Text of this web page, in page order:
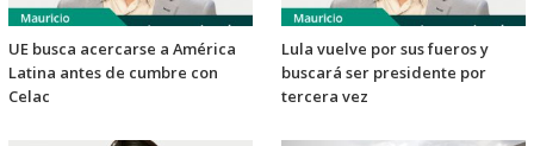
UE busca acercarse a América
Latina antes de cumbre con
Celac
Lula vuelve por sus fueros y
buscará ser presidente por
tercera vez